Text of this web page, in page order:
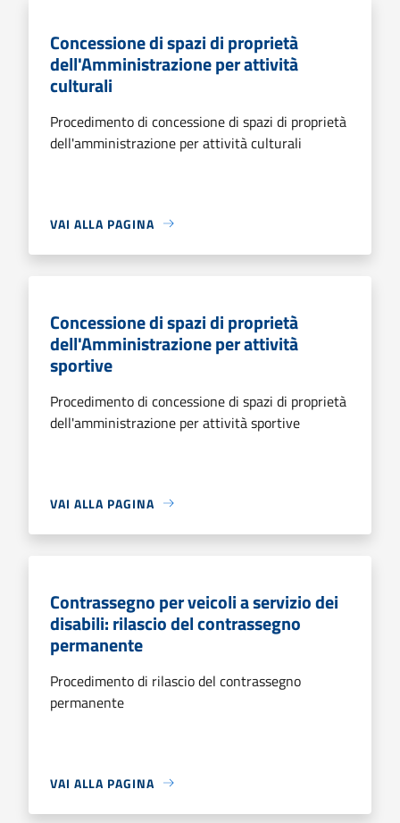
Concessione di spazi di proprietà
dell'Amministrazione per attività
culturali
Procedimento di concessione di spazi di proprietà
dell'amministrazione per attività culturali
VAI ALLA PAGINA
Concessione di spazi di proprietà
dell'Amministrazione per attività
sportive
Procedimento di concessione di spazi di proprietà
dell'amministrazione per attività sportive
VAI ALLA PAGINA
Contrassegno per veicoli a servizio dei
disabili: rilascio del contrassegno
permanente
Procedimento di rilascio del contrassegno
permanente
VAI ALLA PAGINA